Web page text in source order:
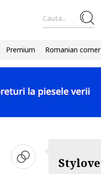
Cauta...
Premium Romanian corner
Stylove